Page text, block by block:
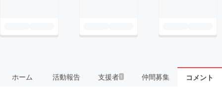
ホーム 活動報告 支援者 1 仲間募集 コメント